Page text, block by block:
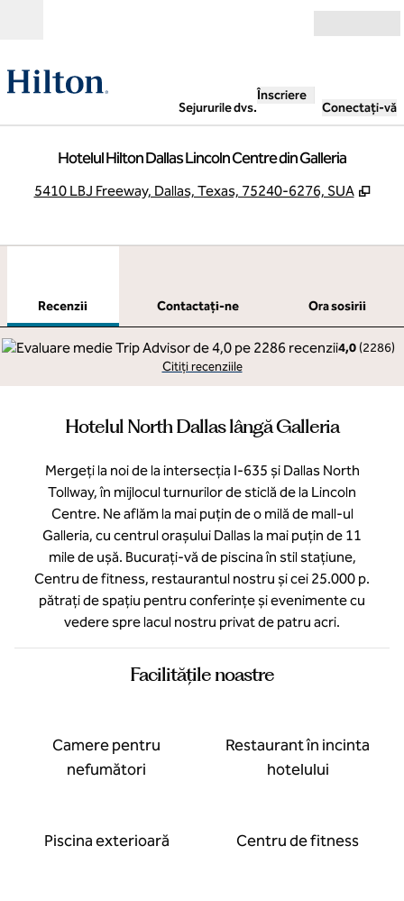
Sejururile dvs.
Înscriere
Conectați-vă
Hotelul Hilton Dallas Lincoln Centre din Galleria
5410 LBJ Freeway, Dallas, Texas, 75240-6276, SUA ,
Recenzii Contactaţi-ne
Ora sosirii
4,0 (2286)
Citiți recenziile
Hotelul North Dallas lângă Galleria
Mergeți la noi de la intersecția I-635 și Dallas North
Tollway, în mijlocul turnurilor de sticlă de la Lincoln
Centre. Ne aflăm la mai puțin de o milă de mall-ul
Galleria, cu centrul orașului Dallas la mai puțin de 11
mile de ușă. Bucurați-vă de piscina în stil stațiune,
Centru de fitness, restaurantul nostru și cei 25.000 p.
pătrați de spațiu pentru conferințe și evenimente cu
vedere spre lacul nostru privat de patru acri.
Facilităţile noastre
Camere pentru
nefumători
Restaurant în incinta
hotelului
Piscina exterioară Centru de fitness